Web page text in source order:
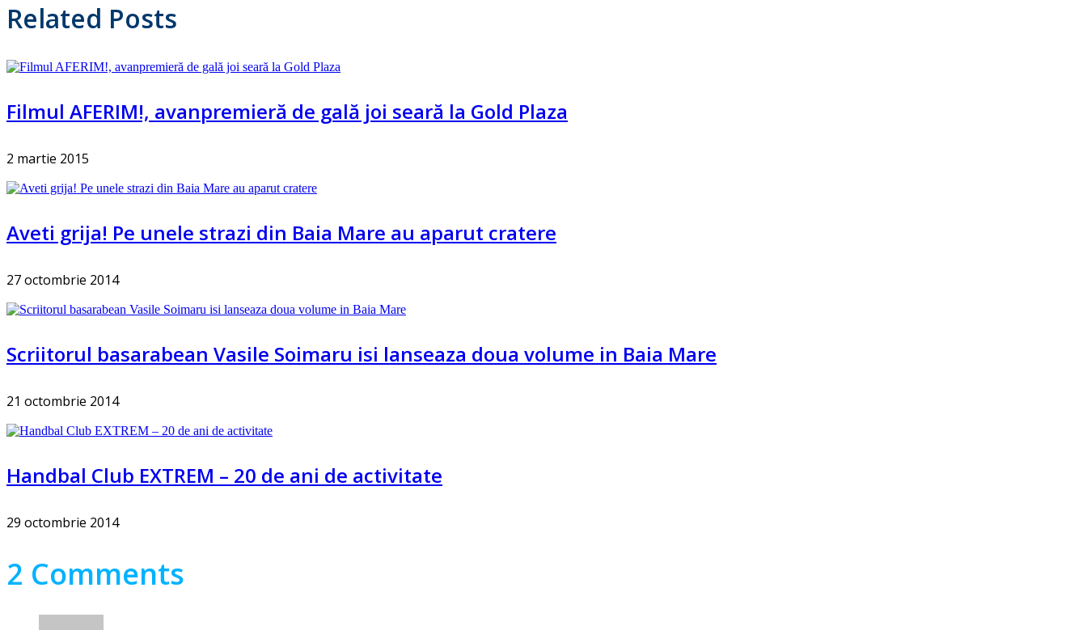
Related Posts
Filmul AFERIM!, avanpremieră de gală joi seară la Gold Plaza
2 martie 2015
Aveti grija! Pe unele strazi din Baia Mare au aparut cratere
27 octombrie 2014
Scriitorul basarabean Vasile Soimaru isi lanseaza doua volume in Baia Mare
21 octombrie 2014
Handbal Club EXTREM – 20 de ani de activitate
29 octombrie 2014
2 Comments